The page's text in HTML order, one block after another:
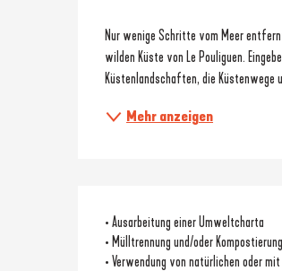
Nur wenige Schritte vom Meer
wilden Küste von Le Pouliguen.
Küstenlandschaften, die Küstenwege
Mehr anzeigen
• Ausarbeitung einer Umweltcharta
• Mülltrennung und/oder
• Verwendung von natürlichen oder